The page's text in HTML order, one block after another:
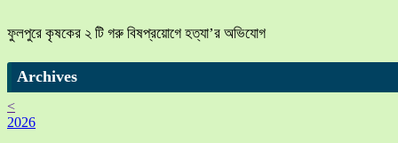
ফুলপুরে কৃষকের ২ টি গরু বিষপ্রয়োগে হত্যা’র অভিযোগ
Archives
<
2026